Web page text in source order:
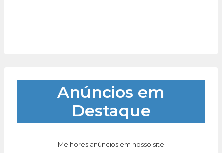
Anúncios em
Destaque
Melhores anúncios em nosso site